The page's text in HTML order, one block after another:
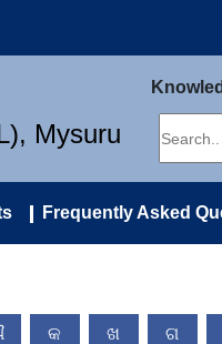
Mysuru
Frequently Asked
କ ଖ ଗ